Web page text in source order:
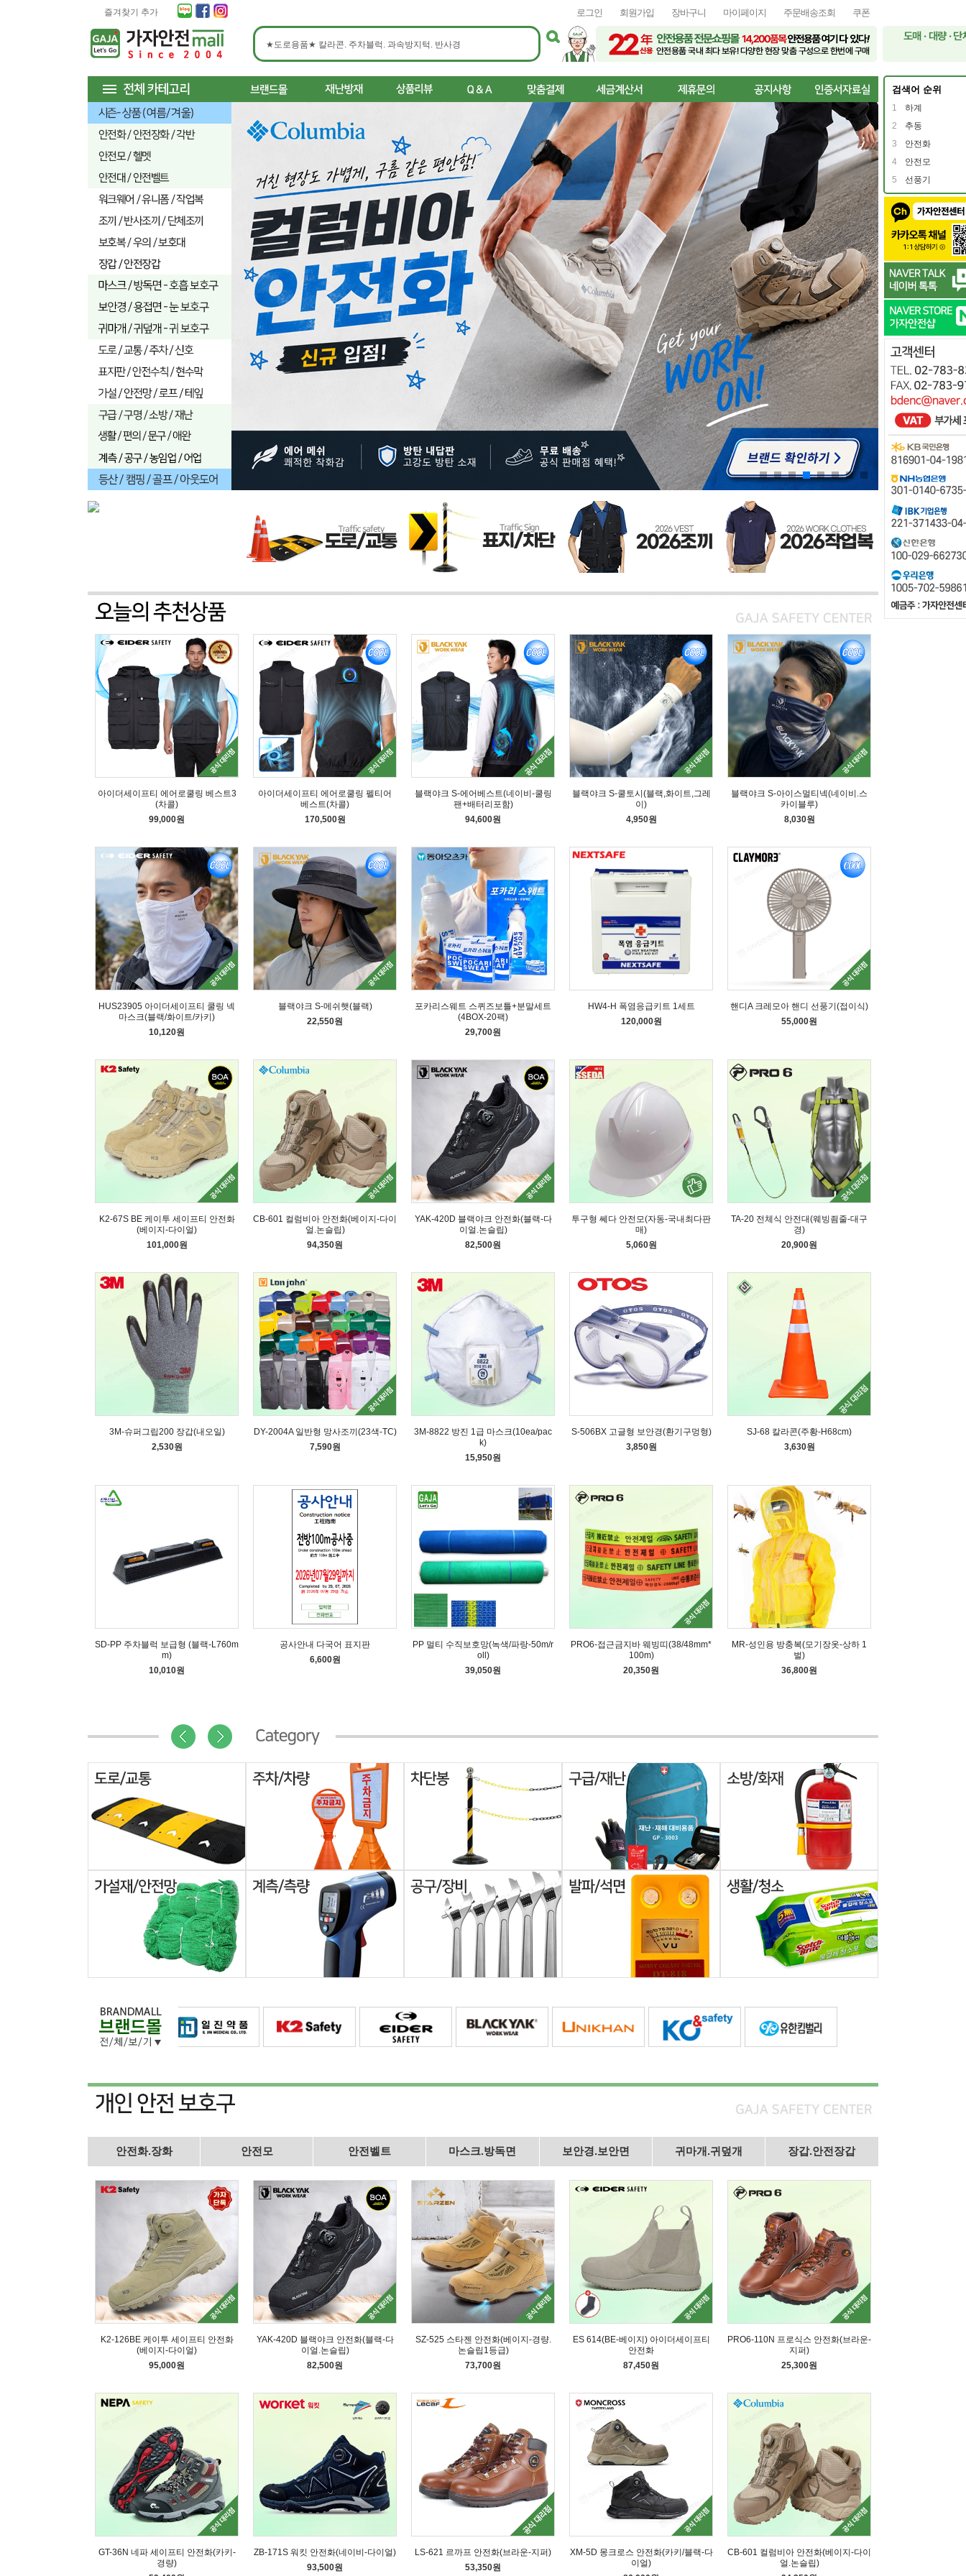
검색어 순위
1
하계
2
추동
3
안전화
4
안전모
5
선풍기
즐겨찾기 추가 로그인 회원가입 장바구니 마이페이지 주문배송조회 쿠폰
아이더세이프티 에어로쿨링 베스트3
(차콜)
99,000원
아이더세이프티 에어로쿨링 펠티어
베스트(차콜)
170,500원
블랙야크 S-에어베스트(네이비-쿨링
팬+배터리포함)
94,600원
블랙야크 S-쿨토시(블랙,화이트,그레
이)
4,950원
블랙야크 S-아이스멀티넥(네이비.스
카이블루)
8,030원
HUS23905 아이더세이프티 쿨링 넥
마스크(블랙/화이트/카키)
10,120원
블랙야크 S-메쉬햇(블랙)
22,550원
포카리스웨트 스퀴즈보틀+분말세트
(4BOX-20팩)
29,700원
HW4-H 폭염응급키트 1세트
120,000원
핸디A 크레모아 핸디 선풍기(접이식)
55,000원
K2-67S BE 케이투 세이프티 안전화
(베이지-다이얼)
101,000원
CB-601 컬럼비아 안전화(베이지-다이
얼.논슬립)
94,350원
YAK-420D 블랙야크 안전화(블랙-다
이얼.논슬립)
82,500원
투구형 쎄다 안전모(자동-국내최다판
매)
5,060원
TA-20 전체식 안전대(웨빙죔줄-대구
경)
20,900원
3M-슈퍼그립200 장갑(내오일)
2,530원
DY-2004A 일반형 망사조끼(23색-TC)
7,590원
3M-8822 방진 1급 마스크(10ea/pac
k)
15,950원
S-506BX 고글형 보안경(환기구멍형)
3,850원
SJ-68 칼라콘(주황-H68cm)
3,630원
SD-PP 주차블럭 보급형 (블랙-L760m
m)
10,010원
공사안내 다국어 표지판
6,600원
PP 멀티 수직보호망(녹색/파랑-50m/r
oll)
39,050원
PRO6-접근금지바 웨빙띠(38/48mm*
100m)
20,350원
MR-성인용 방충복(모기장옷-상하 1
벌)
36,800원
안전화.장화 안전모 안전벨트 마스크.방독면 보안경.보안면 귀마개.귀덮개 장갑.안전장갑
K2-126BE 케이투 세이프티 안전화
(베이지-다이얼)
95,000원
YAK-420D 블랙야크 안전화(블랙-다
이얼.논슬립)
82,500원
SZ-525 스타젠 안전화(베이지-경량.
논슬립1등급)
73,700원
ES 614(BE-베이지) 아이더세이프티
안전화
87,450원
PRO6-110N 프로식스 안전화(브라운-
지퍼)
25,300원
GT-36N 네파 세이프티 안전화(카키-
경량)
ZB-171S 워킷 안전화(네이비-다이얼)
93,500원
LS-621 르까프 안전화(브라운-지퍼)
53,350원
XM-5D 몽크로스 안전화(카키/블랙-다
이얼)
CB-601 컬럼비아 안전화(베이지-다이
얼.논슬립)